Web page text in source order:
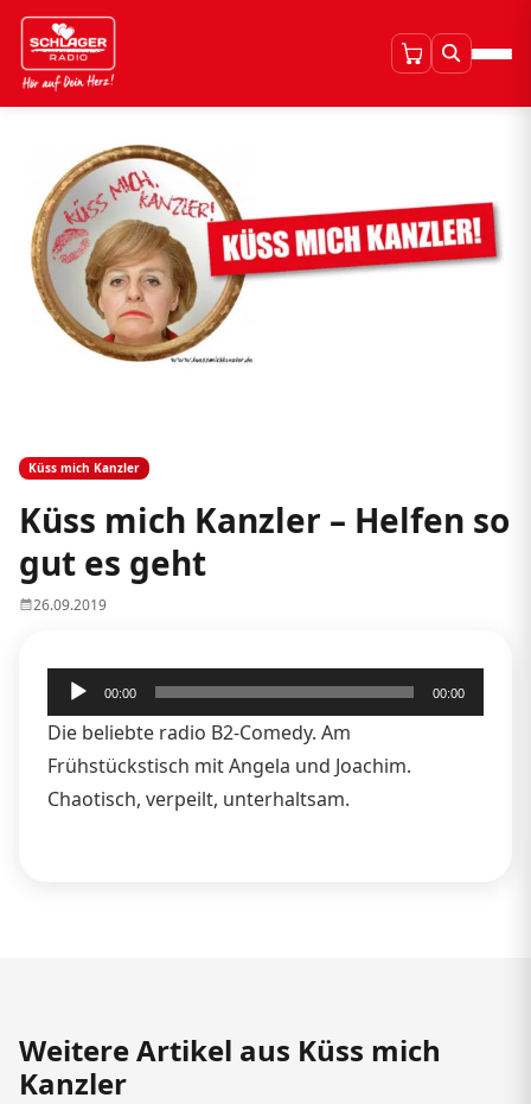
Küss mich Kanzler
Küss mich Kanzler – Helfen so
gut es geht
26.09.2019
Audio-
Player
00:00 00:00
Die beliebte radio B2-Comedy. Am
Frühstückstisch mit Angela und Joachim.
Chaotisch, verpeilt, unterhaltsam.
Weitere Artikel aus Küss mich
Kanzler